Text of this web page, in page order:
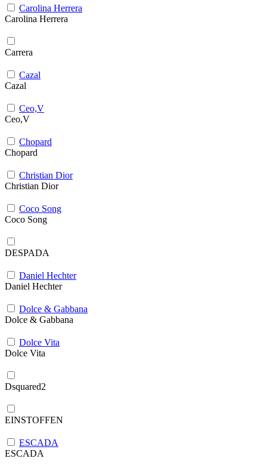
Carolina Herrera
Carolina Herrera
Carrera
Cazal
Cazal
Ceo,V
Ceo,V
Chopard
Chopard
Christian Dior
Christian Dior
Coco Song
Coco Song
DESPADA
Daniel Hechter
Daniel Hechter
Dolce & Gabbana
Dolce & Gabbana
Dolce Vita
Dolce Vita
Dsquared2
EINSTOFFEN
ESCADA
ESCADA